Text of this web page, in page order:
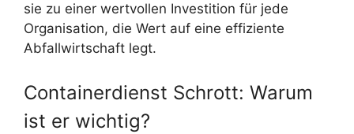
sie zu einer wertvollen Investition für jede
Organisation, die Wert auf eine effiziente
Abfallwirtschaft legt.
Containerdienst Schrott: Warum
ist er wichtig?